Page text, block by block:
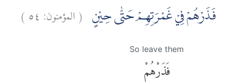
فَذَرْهُمْ فِيْ غَمْرَتِهِمْ حَتّٰى حِيْنٍ (المؤمنون: ٥٤)
So leave them
فَذَرْهُمْ